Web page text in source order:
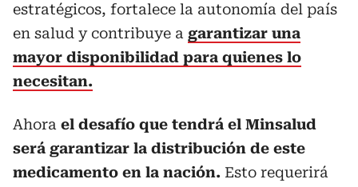
estratégicos, fortalece la autonomía del país
en salud y contribuye a garantizar una
mayor disponibilidad para quienes lo
necesitan.
Ahora el desafío que tendrá el Minsalud
será garantizar la distribución de este
medicamento en la nación. Esto requerirá